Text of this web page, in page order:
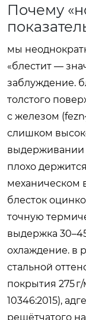
Почему
мы
«блестит —
заблуждение.
толстого
с железом (fezn
слишком
выдерживании
плохо
механическом
блесток
точную
выдержка
охлаждение. в
стальной
покрытия 275 г/
10346:2015),
решётчатого